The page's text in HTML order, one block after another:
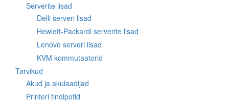
Serverite lisad
Delli serveri lisad
Hewlett-Packardi serverite lisad
Lenovo serveri lisad
KVM kommutaatorid
Tarvikud
Akud ja akulaadijad
Printeri tindipotid